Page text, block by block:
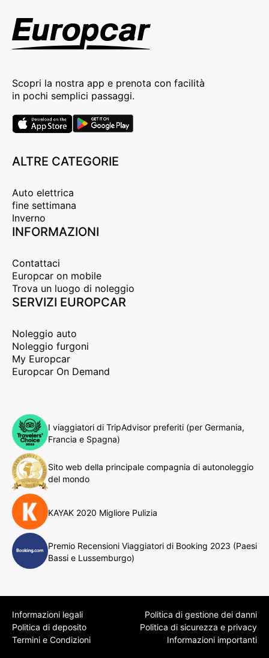
Scopri la nostra app e prenota con facilità
in pochi semplici passaggi.
ALTRE CATEGORIE
Auto elettrica
fine settimana
Inverno
INFORMAZIONI
Contattaci
Europcar on mobile
Trova un luogo di noleggio
SERVIZI EUROPCAR
Noleggio auto
Noleggio furgoni
My Europcar
Europcar On Demand
I viaggiatori di TripAdvisor preferiti (per Germania,
Francia e Spagna)
Sito web della principale compagnia di autonoleggio
del mondo
KAYAK 2020 Migliore Pulizia
Premio Recensioni Viaggiatori di Booking 2023 (Paesi
Bassi e Lussemburgo)
Informazioni legali
Politica di gestione dei danni
Politica di deposito
Politica di sicurezza e privacy
Termini e Condizioni
Informazioni importanti